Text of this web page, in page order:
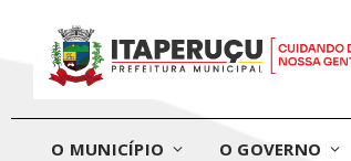
O MUNICÍPIO O GOVERNO